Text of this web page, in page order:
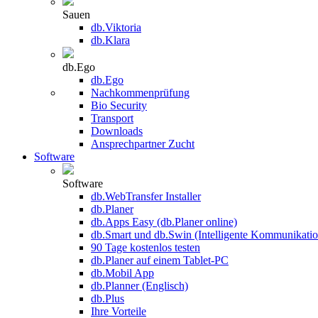
Sauen
db.Viktoria
db.Klara
db.Ego
db.Ego
Nachkommenprüfung
Bio Security
Transport
Downloads
Ansprechpartner Zucht
Software
Software
db.WebTransfer Installer
db.Planer
db.Apps Easy (db.Planer online)
db.Smart und db.Swin (Intelligente
90 Tage kostenlos testen
db.Planer auf einem Tablet-PC
db.Mobil App
db.Planner (Englisch)
db.Plus
Ihre Vorteile